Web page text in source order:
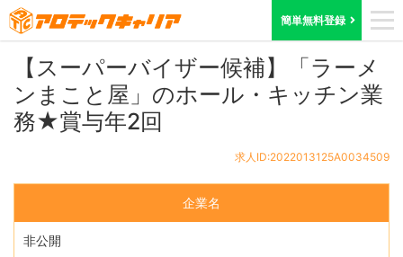
簡単無料登録
ホーム 求人検索 滋賀県 求人ID:2022013125A0034509
【スーパーバイザー候補】「ラーメ
ンまこと屋」のホール・キッチン業
務★賞与年2回
求人ID:2022013125A0034509
企業名
非公開